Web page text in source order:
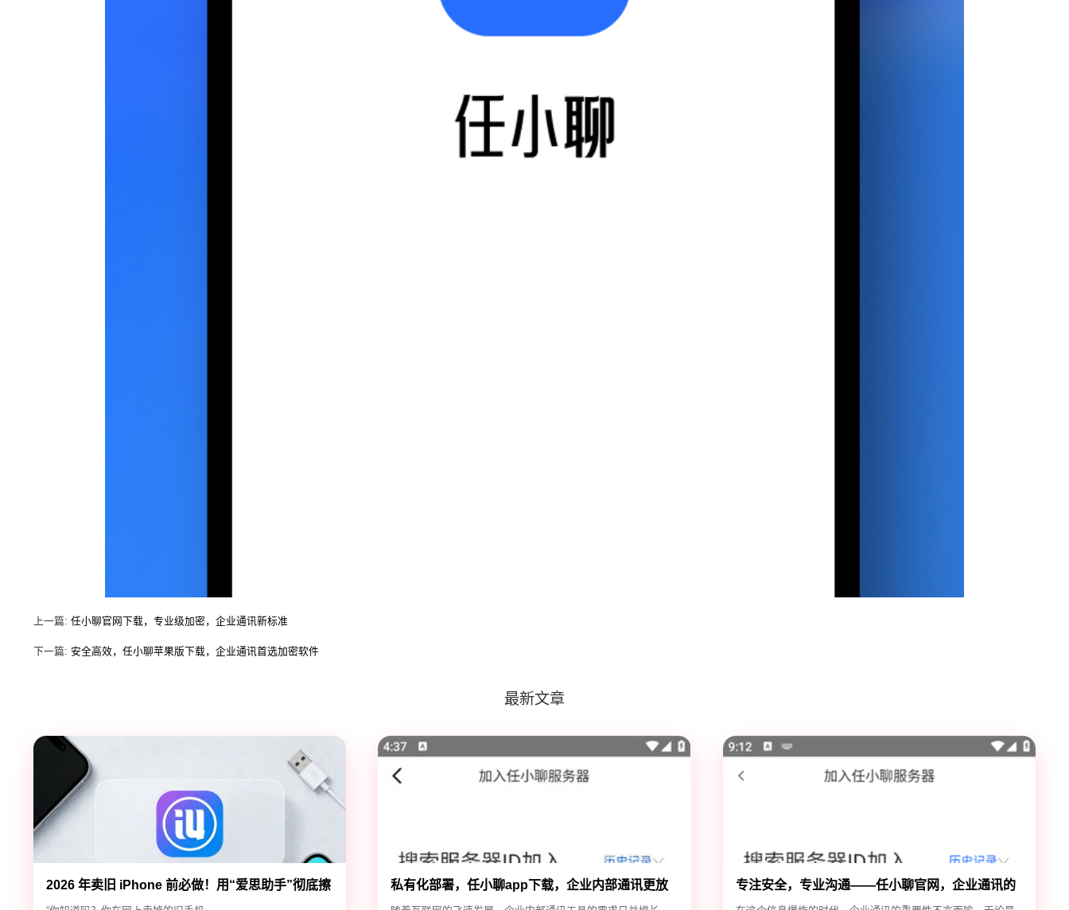
上一篇: 任小聊官网下载，专业级加密，企业通讯新标准
下一篇: 安全高效，任小聊苹果版下载，企业通讯首选加密软件
最新文章
2026 年卖旧 iPhone 前必做！用“爱思助手”彻底擦
除隐私，防止数据泄露
私有化部署，任小聊app下载，企业内部通讯更放
心
专注安全，专业沟通——任小聊官网，企业通讯的
安全守护神